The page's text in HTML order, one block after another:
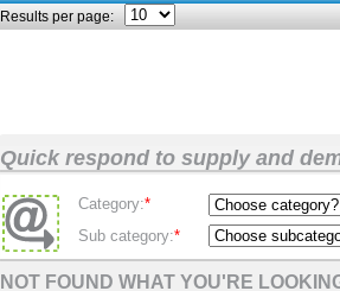
Results per page:
Quick respond to supply and
Category:*
Sub category:*
NOT FOUND WHAT YOU'RE